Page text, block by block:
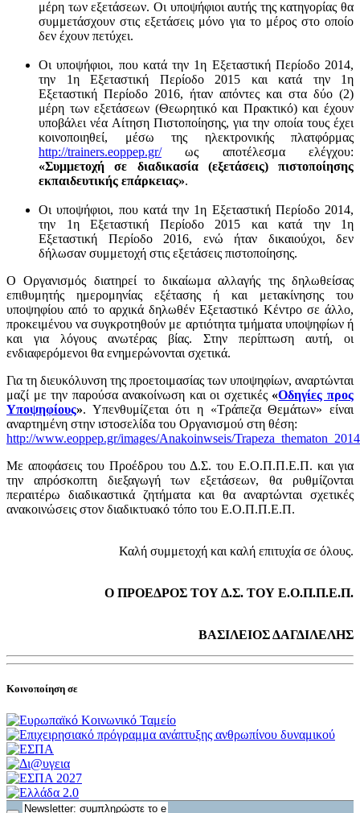
μέρη των εξετάσεων. Οι υποψήφιοι αυτής της κατηγορίας θα
συμμετάσχουν στις εξετάσεις μόνο για το μέρος στο οποίο
δεν έχουν πετύχει.
Οι υποψήφιοι, που κατά την 1η Εξεταστική Περίοδο 2014,
την 1η Εξεταστική Περίοδο 2015 και κατά την 1η
Εξεταστική Περίοδο 2016, ήταν απόντες και στα δύο (2)
μέρη των εξετάσεων (Θεωρητικό και Πρακτικό) και έχουν
υποβάλει νέα Αίτηση Πιστοποίησης, για την οποία τους έχει
κοινοποιηθεί, μέσω της ηλεκτρονικής πλατφόρμας
http://trainers.eoppep.gr/ως αποτέλεσμα ελέγχου:
«Συμμετοχή σε διαδικασία (εξετάσεις) πιστοποίησης
εκπαιδευτικής επάρκειας».
Οι υποψήφιοι, που κατά την 1η Εξεταστική Περίοδο 2014,
την 1η Εξεταστική Περίοδο 2015 και κατά την 1η
Εξεταστική Περίοδο 2016, ενώ ήταν δικαιούχοι, δεν
δήλωσαν συμμετοχή στις εξετάσεις πιστοποίησης.
Ο Οργανισμός διατηρεί το δικαίωμα αλλαγής της δηλωθείσας
επιθυμητής ημερομηνίας εξέτασης ή και μετακίνησης του
υποψηφίου από το αρχικά δηλωθέν Εξεταστικό Κέντρο σε άλλο,
προκειμένου να συγκροτηθούν με αρτιότητα τμήματα υποψηφίων ή
και για λόγους ανωτέρας βίας. Στην περίπτωση αυτή, οι
ενδιαφερόμενοι θα ενημερώνονται σχετικά.
Για τη διευκόλυνση της προετοιμασίας των υποψηφίων, αναρτώνται
μαζί με την παρούσα ανακοίνωση και οι σχετικές «Οδηγίες προς
Υποψηφίους». Υπενθυμίζεται ότι η «Τράπεζα Θεμάτων» είναι
αναρτημένη στην ιστοσελίδα του Οργανισμού στη θέση:
http://www.eoppep.gr/images/Anakoinwseis/
Με αποφάσεις του Προέδρου του Δ.Σ. του Ε.Ο.Π.Π.Ε.Π. και για
την απρόσκοπτη διεξαγωγή των εξετάσεων, θα ρυθμίζονται
περαιτέρω διαδικαστικά ζητήματα και θα αναρτώνται σχετικές
ανακοινώσεις στον διαδικτυακό τόπο του Ε.Ο.Π.Π.Ε.Π.
Καλή συμμετοχή και καλή επιτυχία σε όλους.
Ο ΠΡΟΕΔΡΟΣ ΤΟΥ Δ.Σ. ΤΟΥ Ε.Ο.Π.Π.Ε.Π.
ΒΑΣΙΛΕΙΟΣ ΔΑΓΔΙΛΕΛΗΣ
Κοινοποίηση σε